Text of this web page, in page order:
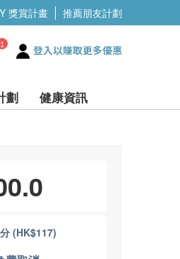
獎賞計畫 推薦朋友計劃
1 登入以賺取更多優惠
劃 健康資訊
(HK$117)